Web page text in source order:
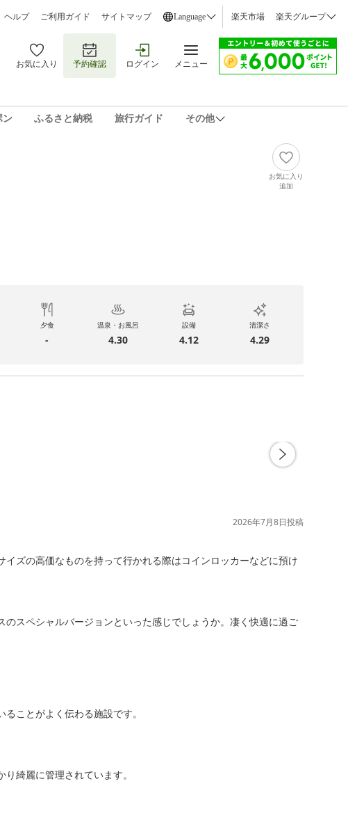
ヘルプ ご利用ガイド サイトマップ Language 楽天市場 楽天グループ
お気に入り 予約確認 ログイン メニュー
ン ふるさと納税 旅行ガイド その他
お気に入り
追加
夕食
-
温泉・お風呂
4.30
設備
4.12
清潔さ
4.29
2026年7月8日投稿
ズの高価なものを持って行かれる際はコインロッカーなどに預け
スペシャルバージョンといった感じでしょうか。凄く快適に過ご
ことがよく伝わる施設です。
綺麗に管理されています。